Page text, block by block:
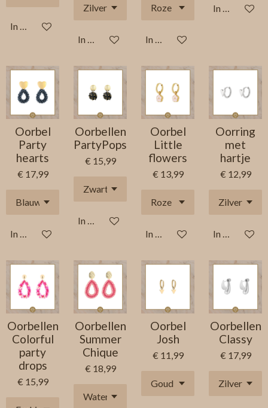
In winkelwagen
In winkelwagen In winkelwagen
In
Oorbel
Party
hearts
€ 17,99
In winkelwagen
Oorbellen
PartyPops
€ 15,99
In winkelwagen
Oorbel
Little
flowers
€ 13,99
In winkelwagen
Oorring
met
hartje
€ 12,99
In
Oorbellen
Colorful
party
drops
€ 15,99
Oorbellen
Summer
Chique
€ 18,99
Oorbel
Josh
€ 11,99
Oorbellen
Classy
€ 17,99